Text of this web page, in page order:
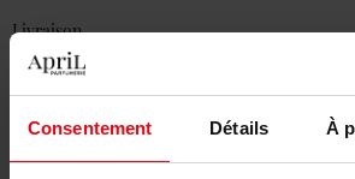
Consentement Détails À
Livraison
En stock